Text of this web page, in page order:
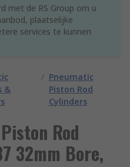
met de RS Group om u
plaatselijke
services te kunnen
&
/ Pneumatic
Piston Rod
Cylinders
Rod
32mm Bore,